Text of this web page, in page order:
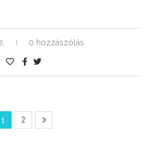
0 hozzászólás
1 2